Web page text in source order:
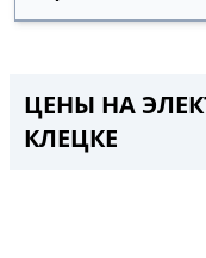
ЦЕНЫ НА
КЛЕЦКЕ